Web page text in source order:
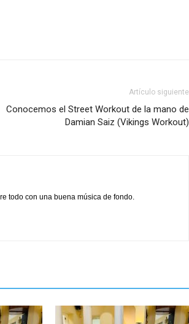
Artículo siguiente
Conocemos el Street Workout de la mano de
Damian Saiz (Vikings Workout)
todo con una buena música de fondo.